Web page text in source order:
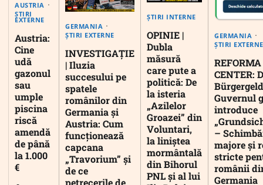
AUSTRIA
ȘTIRI
EXTERNE
Austria:
Cine
udă
gazonul
sau
umple
piscina
riscă
amendă
de până
la 1.000
€
GERMANIA
ȘTIRI EXTERNE
INVESTIGAȚIE
| Iluzia
succesului pe
spatele
românilor din
Germania și
Austria: Cum
funcționează
capcana
„Travorium” și
de ce
petrecerile de
ȘTIRI INTERNE
OPINIE |
Dubla
măsură
care pute a
politică: De
la isteria
„Azilelor
Groazei” din
Voluntari,
la liniștea
mormântală
din Bihorul
PNL și al lui
GERMANIA
ȘTIRI EXTERNE
CENTER:
Guvernul
introduce
–
majore și
stricte
românii
Germania